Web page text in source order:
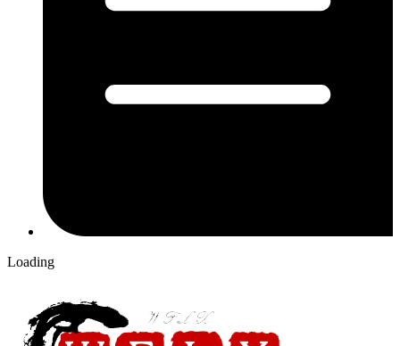
Loading